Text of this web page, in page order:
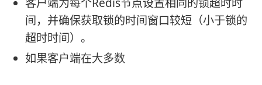
间，并确保获取锁的时间窗口较短（小于锁的
超时时间）。
如果客户端在大多数